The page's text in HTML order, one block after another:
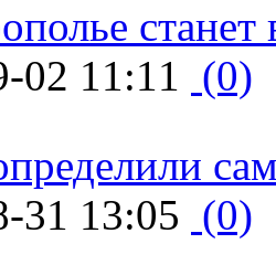
02 11:11 (0)
31 13:05 (0)